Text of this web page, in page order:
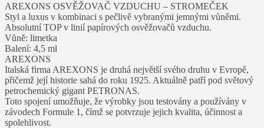
AREXONS OSVĚŽOVAČ VZDUCHU – STROMEČEK
Styl a luxus v kombinaci s pečlivě vybranými jemnými vůněmi.
Absolutní TOP v linií papírových osvěžovačů vzduchu.
Vůně: limetka
Balení: 4,5 ml
AREXONS
Italská firma AREXONS je druhá největší svého druhu v Evropě,
přičemž její historie sahá do roku 1925. Aktuálně patří pod světový
petrochemický gigant PETRONAS.
Toto spojení umožňuje, že výrobky jsou testovány a používány v
závodech Formule 1, čímž se potvrzuje jejich kvalita, účinnost a
spolehlivost.